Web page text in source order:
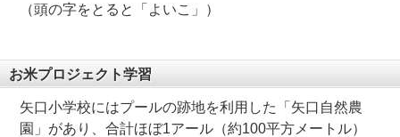
（頭の字をとると「よいこ」）
お米プロジェクト学習
矢口小学校にはプールの跡地を利用した「矢口自然農
園」があり、合計ほぼ1アール（約100平方メートル）